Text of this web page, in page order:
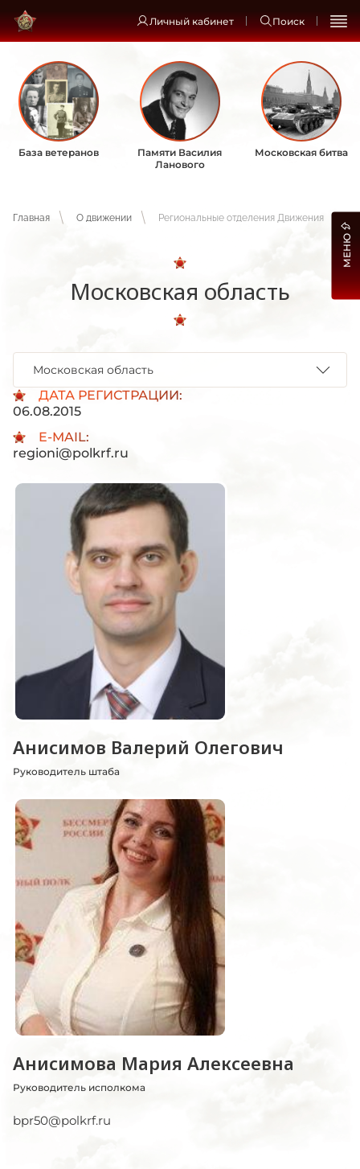
Личный кабинет Поиск
База ветеранов
Памяти Василия
Ланового
Московская битва
Главная О движении Региональные отделения Движения
Московская область
ДАТА РЕГИСТРАЦИИ:
06.08.2015
E-MAIL:
regioni@polkrf.ru
Московская область
Анисимов Валерий Олегович
Руководитель штаба
Анисимова Мария Алексеевна
Руководитель исполкома
bpr50@polkrf.ru
МЕНЮ